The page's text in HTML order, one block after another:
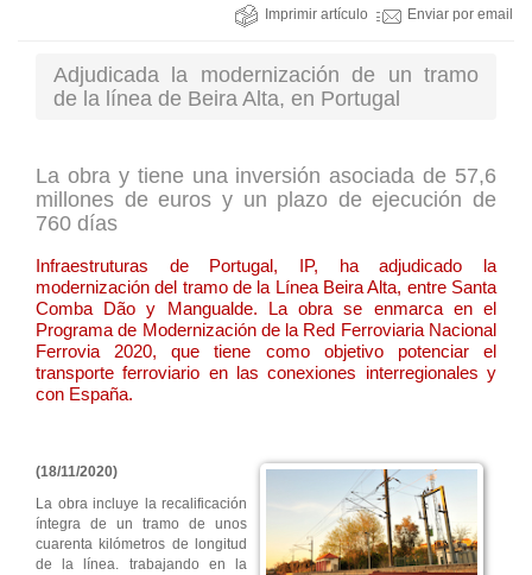
Imprimir artículo Enviar por email
Adjudicada la modernización de un tramo
de la línea de Beira Alta, en Portugal
La obra y tiene una inversión asociada de 57,6
millones de euros y un plazo de ejecución de
760 días
Infraestruturas de Portugal, IP, ha adjudicado la
modernización del tramo de la Línea Beira Alta, entre Santa
Comba Dão y Mangualde. La obra se enmarca en el
Programa de Modernización de la Red Ferroviaria Nacional
Ferrovia 2020, que tiene como objetivo potenciar el
transporte ferroviario en las conexiones interregionales y
con España.
(18/11/2020)
La obra incluye la recalificación
íntegra de un tramo de unos
cuarenta kilómetros de longitud
de la línea. trabajando en la